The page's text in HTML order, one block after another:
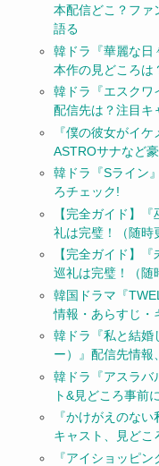
本配信どこ？ファ
語る
韓ドラ『華麗な日
本作の見どころは
韓ドラ『エスクワ
配信先は？注目キ
『僕の彼女がイ
ASTROサナなど
韓ドラ『Sライン
ろチェック!
【完全ガイド】
礼は完璧！（随時
【完全ガイド】
巡礼は完璧！（随
韓国ドラマ『
情報・あらすじ・
韓ドラ『私と結婚
ー）』配信先情報
韓ドラ『アスラバ
ト&見どころ事前
『かけがえのな
キャスト、見どこ
『アイショッピ